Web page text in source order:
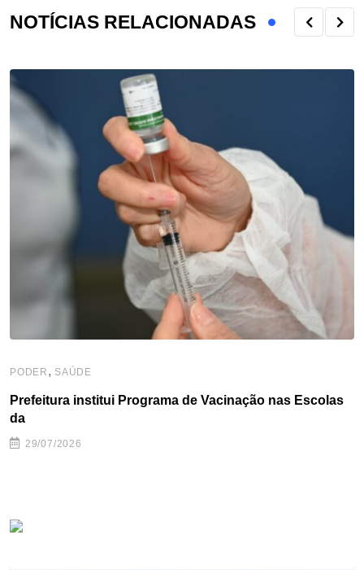
NOTÍCIAS RELACIONADAS
PODER , SAÚDE
Prefeitura institui Programa de Vacinação nas Escolas
da
29/07/2026